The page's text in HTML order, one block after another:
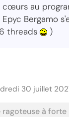
cœurs au
Bergamo
threads
)
30 juillet
ragoteuse à